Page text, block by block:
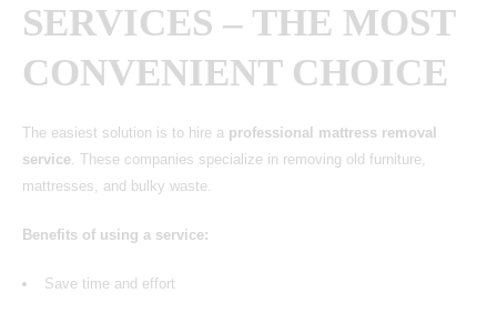
SERVICES – THE MOST
CONVENIENT CHOICE
The easiest solution is to hire a professional mattress removal
service. These companies specialize in removing old furniture,
mattresses, and bulky waste.
Benefits of using a service:
Save time and effort